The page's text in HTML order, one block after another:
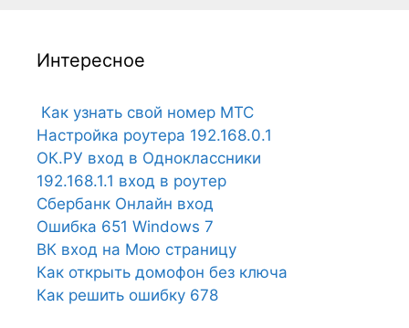
Интересное
Как узнать свой номер МТС
Настройка роутера 192.168.0.1
ОК.РУ вход в Одноклассники
192.168.1.1 вход в роутер
Сбербанк Онлайн вход
Ошибка 651 Windows 7
ВК вход на Мою страницу
Как открыть домофон без ключа
Как решить ошибку 678